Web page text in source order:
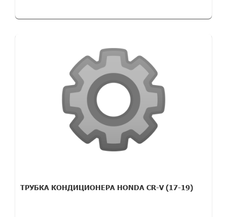
ТРУБКА КОНДИЦИОНЕРА HONDA CR-V (17-19)